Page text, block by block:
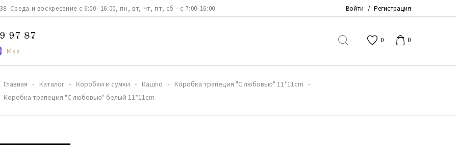
Среда и воскресение с 6:00- 16:00, пн, вт, чт, пт, сб - с 7:00-16:00 Войти / Регистрация
97 87
Max
0 0
Главная Каталог Коробки и сумки Кашпо
Коробка трапеция "С любовью" 11*11cm
Коробка трапеция "С любовью" белый 11*11cm